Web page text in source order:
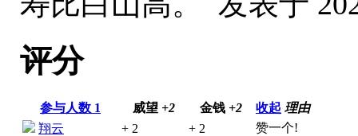
评分
参与人数 1 威望 +2 金钱 +2 收起 理由
翔云
+ 2 + 2 赞一个!